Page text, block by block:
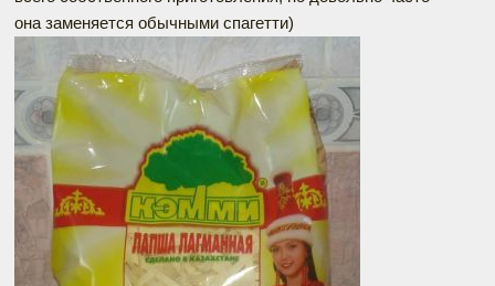
она заменяется обычными спагетти)